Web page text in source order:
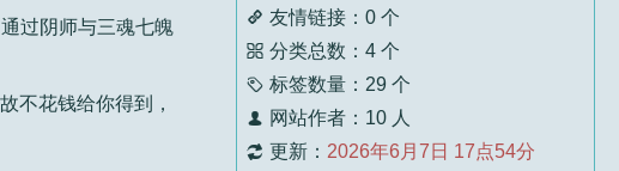
过阴师与三魂七魄
不花钱给你得到，
标题：跟我学习书法需要什么条件？
受...
壬主编
5 个月前
 友情链接：0 个
 分类总数：4 个
 标签数量：29 个
 网站作者：10 人
 更新： 2026年6月7日 17点54分